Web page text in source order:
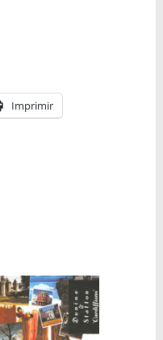
Imprimir